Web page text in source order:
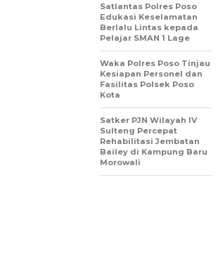
Satlantas Polres Poso
Edukasi Keselamatan
Berlalu Lintas kepada
Pelajar SMAN 1 Lage
Waka Polres Poso Tinjau
Kesiapan Personel dan
Fasilitas Polsek Poso
Kota
Satker PJN Wilayah IV
Sulteng Percepat
Rehabilitasi Jembatan
Bailey di Kampung Baru
Morowali